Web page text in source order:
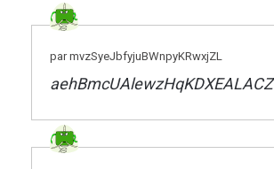
par mvzSyeJbfyjuBWnpyKRwxjZL
aehBmcUAlewzHqKDXEALACZ